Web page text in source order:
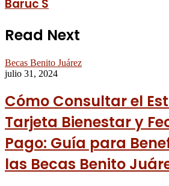
Baruc S
Read Next
Becas Benito Juárez
julio 31, 2024
Cómo Consultar el
Tarjeta Bienestar y
Pago: Guía para
las Becas Benito